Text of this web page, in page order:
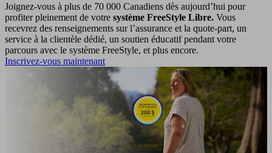
Joignez-vous à plus de 70 000 Canadiens dès aujourd’hui pour
profiter pleinement de votre système FreeStyle Libre. Vous
recevrez des renseignements sur l’assurance et la quote-part, un
service à la clientèle dédié, un soutien éducatif pendant votre
parcours avec le système FreeStyle, et plus encore.
Inscrivez-vous maintenant